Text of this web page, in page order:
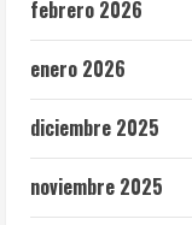
febrero 2026
enero 2026
diciembre 2025
noviembre 2025